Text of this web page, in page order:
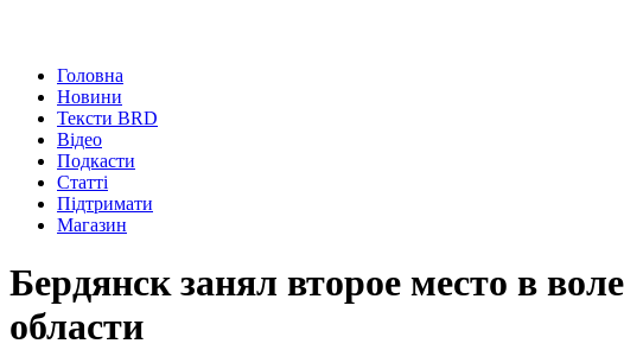
Головна
Новини
Тексти BRD
Відео
Подкасти
Статті
Підтримати
Магазин
Бердянск занял второе место в
области